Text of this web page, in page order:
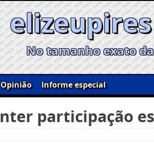
No tamanho exato
Opinião
Informe especial
participação